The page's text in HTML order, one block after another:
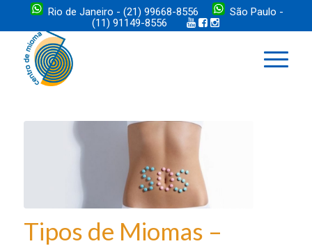
Rio de Janeiro - (21) 99668-8556
São Paulo -
(11) 91149-8556
Tipos de Miomas –